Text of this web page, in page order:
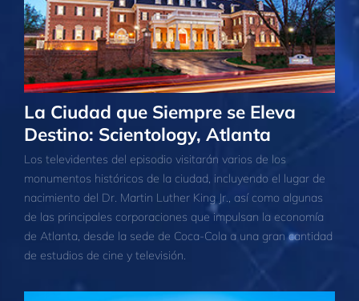
La Ciudad que Siempre se Eleva
Destino: Scientology, Atlanta
Los televidentes del episodio visitarán varios de los
monumentos históricos de la ciudad, incluyendo el lugar de
nacimiento del Dr. Martin Luther King Jr., así como algunas
de las principales corporaciones que impulsan la economía
de Atlanta, desde la sede de Coca-Cola a una gran cantidad
de estudios de cine y televisión.